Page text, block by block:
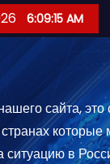
6:09:16 AM
сайта, это
которые
ситуацию в